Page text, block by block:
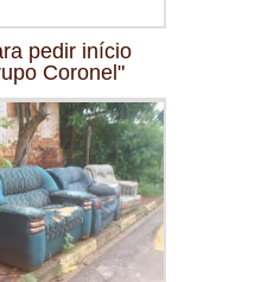
pedir início
Coronel"